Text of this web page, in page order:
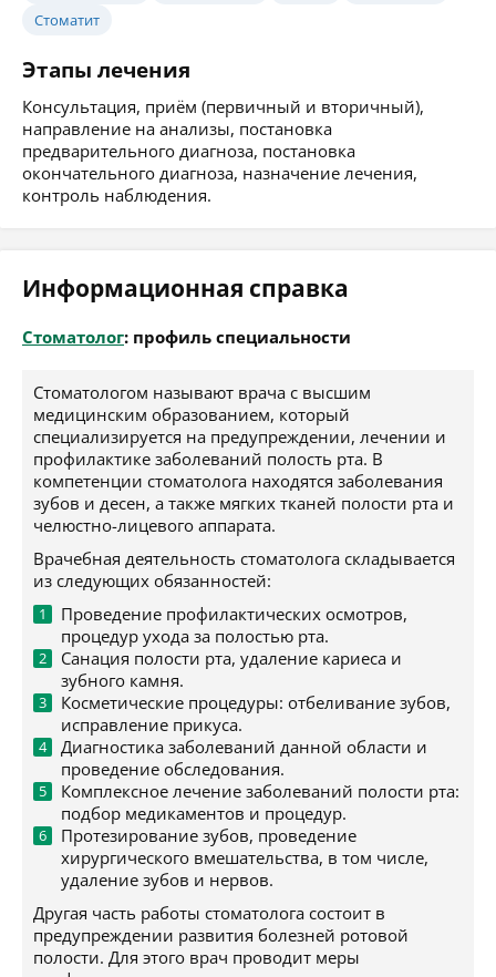
Стоматит
Этапы лечения
Консультация, приём (первичный и вторичный),
направление на анализы, постановка
предварительного диагноза, постановка
окончательного диагноза, назначение лечения,
контроль наблюдения.
Информационная справка
Стоматолог: профиль специальности
Стоматологом называют врача с высшим
медицинским образованием, который
специализируется на предупреждении, лечении и
профилактике заболеваний полость рта. В
компетенции стоматолога находятся заболевания
зубов и десен, а также мягких тканей полости рта и
челюстно-лицевого аппарата.
Врачебная деятельность стоматолога складывается
из следующих обязанностей:
Проведение профилактических осмотров,
процедур ухода за полостью рта.
Санация полости рта, удаление кариеса и
зубного камня.
Косметические процедуры: отбеливание зубов,
исправление прикуса.
Диагностика заболеваний данной области и
проведение обследования.
Комплексное лечение заболеваний полости рта:
подбор медикаментов и процедур.
Протезирование зубов, проведение
хирургического вмешательства, в том числе,
удаление зубов и нервов.
Другая часть работы стоматолога состоит в
предупреждении развития болезней ротовой
полости. Для этого врач проводит меры